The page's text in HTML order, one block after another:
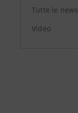
Tutte le news
Video